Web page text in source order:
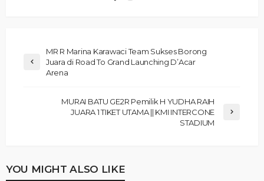
MR R Marina Karawaci Team Sukses Borong
Juara di Road To Grand Launching D’Acar
Arena
MURAI BATU GE2R Pemilik H YUDHA RAIH
JUARA 1 TIKET UTAMA || KMI INTERCONE
STADIUM
YOU MIGHT ALSO LIKE